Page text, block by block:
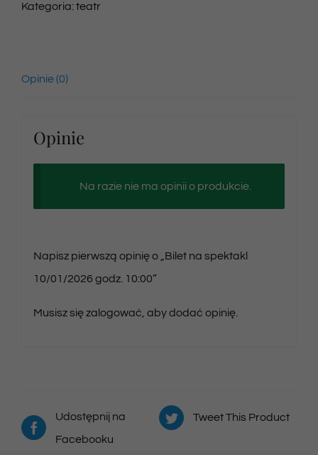
Kategoria:teatr
Opinie (0)
Opinie
Na razie nie ma opinii o produkcie.
Napisz pierwszą opinię o „Bilet na spektakl
10/01/2026 godz. 10:00”
Musisz sięzalogować , aby dodać opinię.
Udostępnij na
Facebooku
Tweet This Product